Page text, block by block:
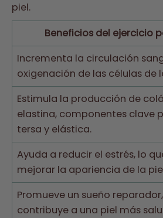
piel.
Beneficios del ejercicio
Incrementa la circulación
oxigenación de las células de
Estimula la producción de
elastina, componentes clave
tersa y elástica.
Ayuda a reducir el estrés, lo
mejorar la apariencia de la
Promueve un sueño
contribuye a una piel más